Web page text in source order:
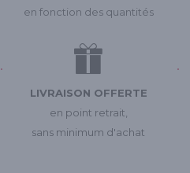
en fonction des quantités
LIVRAISON OFFERTE
en point retrait,
sans minimum d'achat